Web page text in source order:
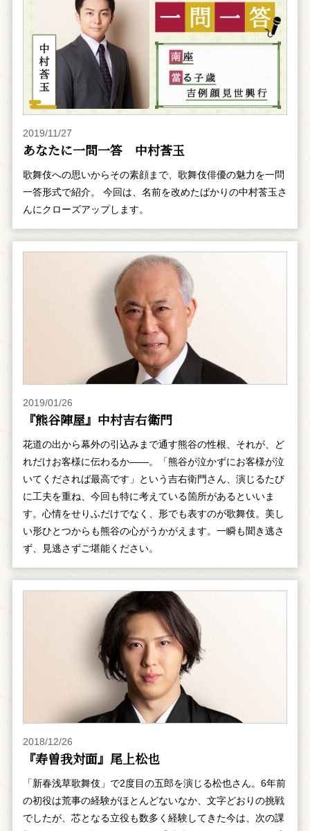
2019/11/27
あなたに一問一答 中村莟玉
歌舞伎への思いからその素顔まで、歌舞伎俳優の魅力を一問
一答形式で紹介。 今回は、名前を改めたばかりの中村莟玉さ
んにクローズアップします。
2019/01/26
『熊谷陣屋』中村吉右衛門
花道の出から幕外の引込みまで通す熊谷の性根、それが、ど
れだけお客様に伝わるか――。「熊谷が泣かずにお客様が泣
いてくだされば最高です」という吉右衛門さん、演じるたび
に工夫を重ね、今回も特に考えている箇所があるといいま
す。心情をせりふだけでなく、形でも表すのが歌舞伎。美し
い形ひとつからも熊谷の心がうかがえます。一瞬も聞き逃さ
ず、見逃さずご堪能ください。
2018/12/26
『寿曽我対面』尾上松也
「新春浅草歌舞伎」で2度目の五郎を演じる松也さん。6年前
の初役は荒事の経験がほとんどないなか、文字どおりの挑戦
でしたが、芯となる立役も数多く経験してきた今は、次の課